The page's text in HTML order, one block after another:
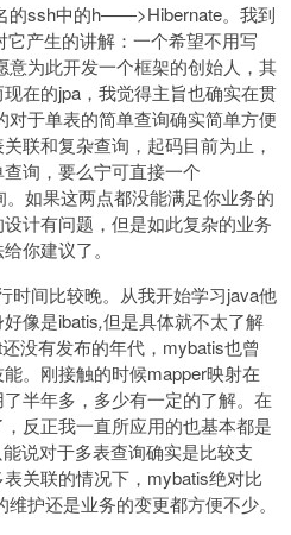
的ssh中的h——>Hibernate。我到
产生的讲解：一个希望不用写
为此开发一个框架的创始人，其
在的jpa，我觉得主旨也确实在贯
于单表的简单查询确实简单方便
联和复杂查询，起码目前为止，
询，要么宁可直接一个
如果这两点都没能满足你业务的
计有问题，但是如此复杂的业务
你建议了。
时间比较晚。从我开始学习java他
像是ibatis,但是具体就不太了解
没有发布的年代，mybatis也曾
。刚接触的时候mapper映射在
半年多，多少有一定的了解。在
反正我一直所应用的也基本都是
说对于多表查询确实是比较支
关联的情况下，mybatis绝对比
护还是业务的变更都方便不少。